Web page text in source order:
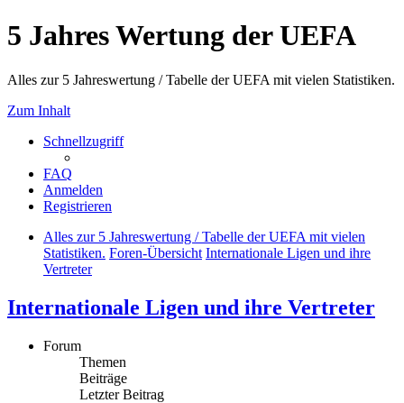
5 Jahres Wertung der UEFA
Alles zur 5 Jahreswertung / Tabelle der UEFA mit vielen Statistiken.
Zum Inhalt
Schnellzugriff
FAQ
Anmelden
Registrieren
Alles zur 5 Jahreswertung / Tabelle der UEFA mit vielen
Statistiken. Foren-Übersicht Internationale Ligen und ihre
Vertreter
Internationale Ligen und ihre Vertreter
Forum
Themen
Beiträge
Letzter Beitrag